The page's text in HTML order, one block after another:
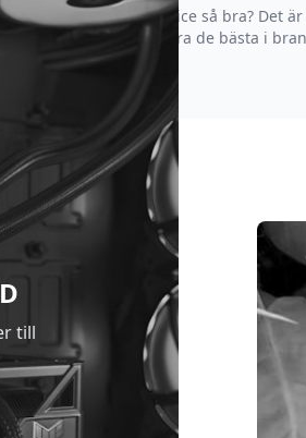
Varför är vår kundservice så bra? Det
strävar efter att vara de bästa i
till